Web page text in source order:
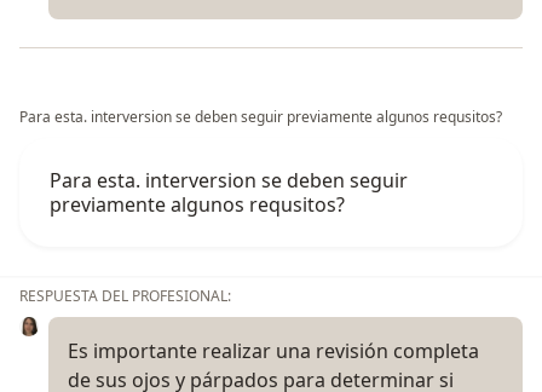
Para esta. interversion se deben seguir previamente algunos requsitos?
Para esta. interversion se deben seguir
previamente algunos requsitos?
RESPUESTA DEL PROFESIONAL:
Es importante realizar una revisión completa
de sus ojos y párpados para determinar si